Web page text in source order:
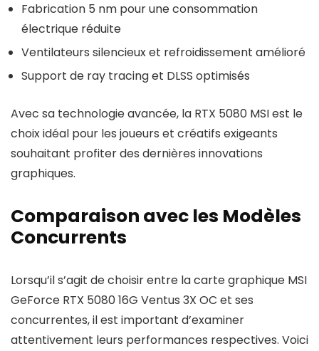
Fabrication 5 nm pour une consommation
électrique réduite
Ventilateurs silencieux et refroidissement amélioré
Support de ray tracing et DLSS optimisés
Avec sa technologie avancée, la RTX 5080 MSI est le
choix idéal pour les joueurs et créatifs exigeants
souhaitant profiter des dernières innovations
graphiques.
Comparaison avec les Modèles
Concurrents
Lorsqu’il s’agit de choisir entre la carte graphique MSI
GeForce RTX 5080 16G Ventus 3X OC et ses
concurrentes, il est important d’examiner
attentivement leurs performances respectives. Voici